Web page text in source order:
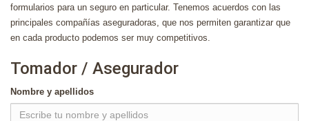
formularios para un seguro en particular. Tenemos acuerdos con las
principales compañías aseguradoras, que nos permiten garantizar que
en cada producto podemos ser muy competitivos.
Tomador / Asegurador
Nombre y apellidos